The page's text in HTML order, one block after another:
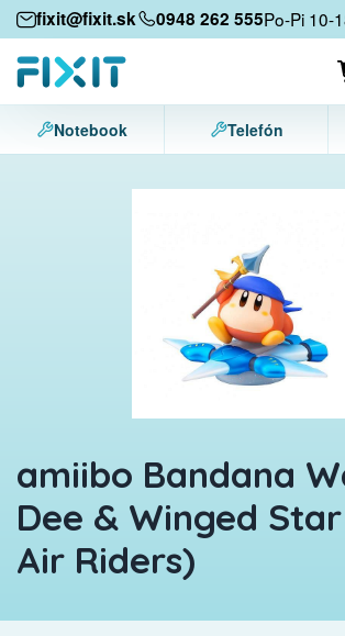
fixit@fixit.sk 0948 262 555Po-Pi 10-
Mobile devices
Mobile phones
Tablets
Notebook Telefón
amiibo Bandana
Dee & Winged
Air Riders)